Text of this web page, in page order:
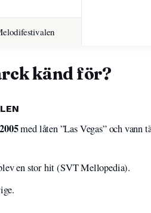
känd för?
med låten ”Las Vegas” och
en stor hit (SVT Mellopedia).